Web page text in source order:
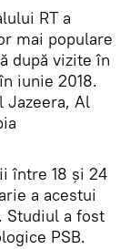
RT a
mai populare
după vizite în
iunie 2018.
Jazeera, Al
între 18 și 24
a acestui
Studiul a fost
PSB.